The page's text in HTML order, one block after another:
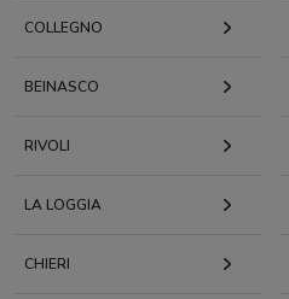
COLLEGNO
BEINASCO
RIVOLI
LA LOGGIA
CHIERI